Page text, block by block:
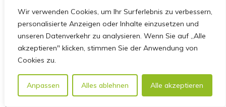
Wir verwenden Cookies, um Ihr Surferlebnis zu verbessern,
personalisierte Anzeigen oder Inhalte einzusetzen und
unseren Datenverkehr zu analysieren. Wenn Sie auf „Alle
akzeptieren" klicken, stimmen Sie der Anwendung von
Cookies zu.
Anpassen Alles ablehnen Alle akzeptieren